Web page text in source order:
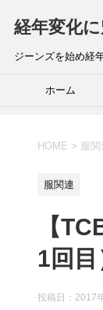
経年変化
ジーンズを始め経
ホーム
HOME > 服関
服関連
【
1回目
投稿日：2017